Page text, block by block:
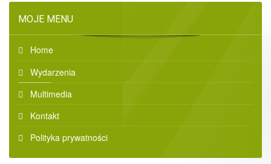
MOJE MENU
Home
Wydarzenia
Multimedia
Kontakt
Polityka prywatności